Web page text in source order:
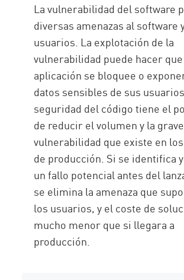
La vulnerabilidad del software
diversas amenazas al software
usuarios. La explotación de la
vulnerabilidad puede hacer
aplicación se bloquee o
datos sensibles de sus
seguridad del código tiene el
de reducir el volumen y la
vulnerabilidad que existe en
de producción. Si se identifica
un fallo potencial antes del
se elimina la amenaza que
los usuarios, y el coste de
mucho menor que si llegara a
producción.